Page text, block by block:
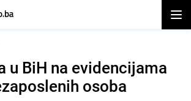
u BiH na evidencijama
osoba